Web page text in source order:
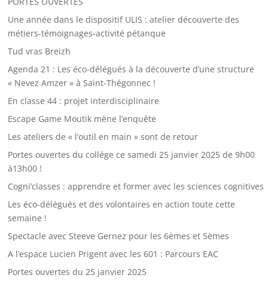
Une année dans le dispositif ULIS : atelier découverte des
métiers-témoignages-activité pétanque
Tud vras Breizh
Agenda 21 : Les éco-délégués à la découverte d’une structure
« Nevez Amzer » à Saint-Thégonnec !
En classe 44 : projet interdisciplinaire
Escape Game Moutik mène l’enquête
Les ateliers de « l’outil en main » sont de retour
Portes ouvertes du collège ce samedi 25 janvier 2025 de 9h00
à13h00 !
Cogni’classes : apprendre et former avec les sciences cognitives
Les éco-délégués et des volontaires en action toute cette
semaine !
Spectacle avec Steeve Gernez pour les 6èmes et 5èmes
A l’espace Lucien Prigent avec les 601 : Parcours EAC
Portes ouvertes du 25 janvier 2025